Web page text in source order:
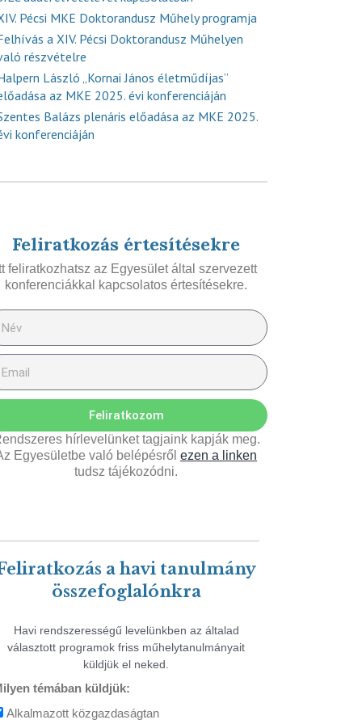
Pécsi MKE Doktorandusz Műhely programja
a XIV. Pécsi Doktorandusz Műhelyen
részvételre
László „Kornai János életműdíjas”
az MKE 2025. évi konferenciáján
Balázs plenáris előadása az MKE 2025.
konferenciáján
Feliratkozás értesítésekre
feliratkozhatsz az Egyesület által szervezett
konferenciákkal kapcsolatos értesítésekre.
Feliratkozom
hírlevelünket tagjaink kapják meg.
Egyesületbe való belépésről ezen a linken
tudsz tájékozódni.
a havi tanulmány
összefoglalónkra
Havi rendszerességű levelünkben az általad
választott programok friss műhelytanulmányait
küldjük el neked.
témában küldjük:
Alkalmazott közgazdaságtan